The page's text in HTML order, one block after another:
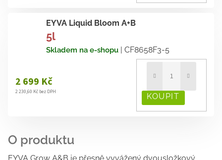
EYVA Liquid Bloom A+B
5l
Skladem na e-shopu | CF8658F3-5
2 699 Kč
2 230,60 Kč bez DPH